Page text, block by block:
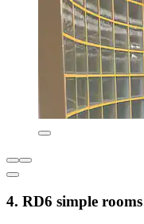
4. RD6 simple